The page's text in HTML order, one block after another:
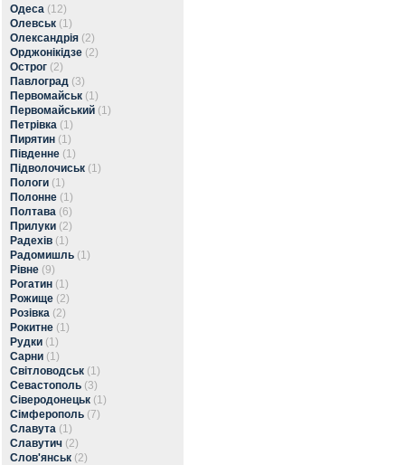
Одеса (12)
Олевськ (1)
Олександрія (2)
Орджонікідзе (2)
Острог (2)
Павлоград (3)
Первомайськ (1)
Первомайський (1)
Петрівка (1)
Пирятин (1)
Південне (1)
Підволочиськ (1)
Пологи (1)
Полонне (1)
Полтава (6)
Прилуки (2)
Радехів (1)
Радомишль (1)
Рівне (9)
Рогатин (1)
Рожище (2)
Розівка (2)
Рокитне (1)
Рудки (1)
Сарни (1)
Світловодськ (1)
Севастополь (3)
Сіверодонецьк (1)
Сімферополь (7)
Славута (1)
Славутич (2)
Слов'янськ (2)